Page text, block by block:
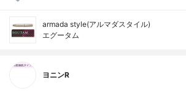
armada style(アルマダスタイル)
エグータム
ヨニンR